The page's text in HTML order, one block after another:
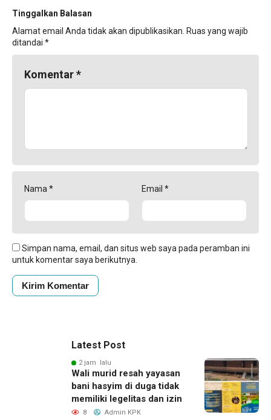
Tinggalkan Balasan
Alamat email Anda tidak akan dipublikasikan. Ruas yang wajib
ditandai *
Komentar*
Nama* Email *
Simpan nama, email, dan situs web saya pada peramban ini
untuk komentar saya berikutnya.
Latest Post
2 jam lalu
Wali murid resah yayasan
bani hasyim di duga tidak
memiliki legelitas dan izin
8 Admin KPK